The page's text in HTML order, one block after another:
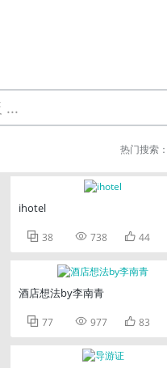
热门搜索：
ihotel
 38  738  44
酒店想法by李南青
 77  977  83